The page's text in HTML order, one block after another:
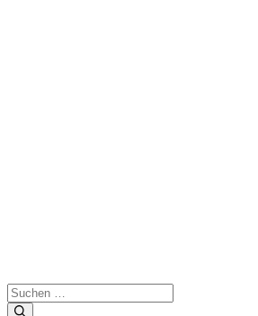
Suche
nach: